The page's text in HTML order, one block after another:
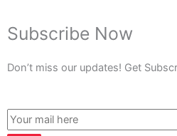
Subscribe Now
Don’t miss our updates! Get